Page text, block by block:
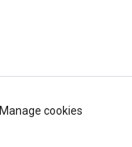
Manage cookies